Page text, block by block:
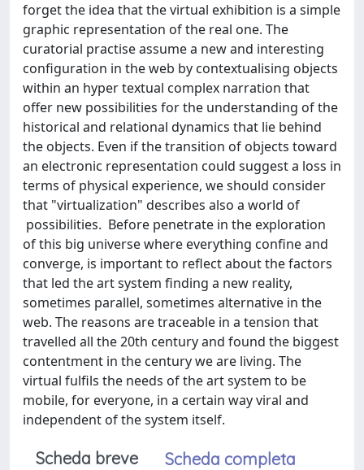
forget the idea that the virtual exhibition is a simple
graphic representation of the real one. The
curatorial practise assume a new and interesting
configuration in the web by contextualising objects
within an hyper textual complex narration that
offer new possibilities for the understanding of the
historical and relational dynamics that lie behind
the objects. Even if the transition of objects toward
an electronic representation could suggest a loss in
terms of physical experience, we should consider
that "virtualization" describes also a world of
possibilities. Before penetrate in the exploration
of this big universe where everything confine and
converge, is important to reflect about the factors
that led the art system finding a new reality,
sometimes parallel, sometimes alternative in the
web. The reasons are traceable in a tension that
travelled all the 20th century and found the biggest
contentment in the century we are living. The
virtual fulfils the needs of the art system to be
mobile, for everyone, in a certain way viral and
independent of the system itself.
Scheda breve Scheda completa